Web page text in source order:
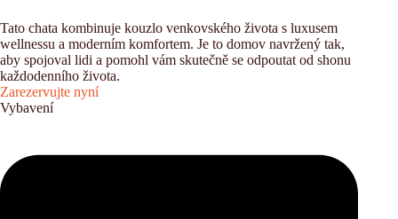
Tato chata kombinuje kouzlo venkovského života s luxusem
wellnessu a moderním komfortem. Je to domov navržený tak,
aby spojoval lidi a pomohl vám skutečně se odpoutat od shonu
každodenního života.
Zarezervujte nyní
Vybavení